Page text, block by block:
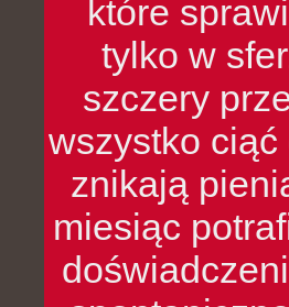
które
tylko w
szczery
wszystko
znikają
miesiąc